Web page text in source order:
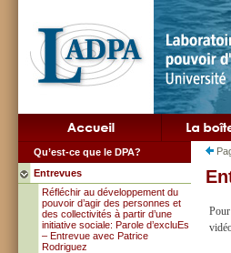
Qu’est-ce que le DPA?
Entrevues
Réfléchir au développement du
pouvoir d’agir des personnes et
des collectivités à partir d’une
initiative sociale: Parole d’excluEs
– Entrevue avec Patrice
Rodriguez